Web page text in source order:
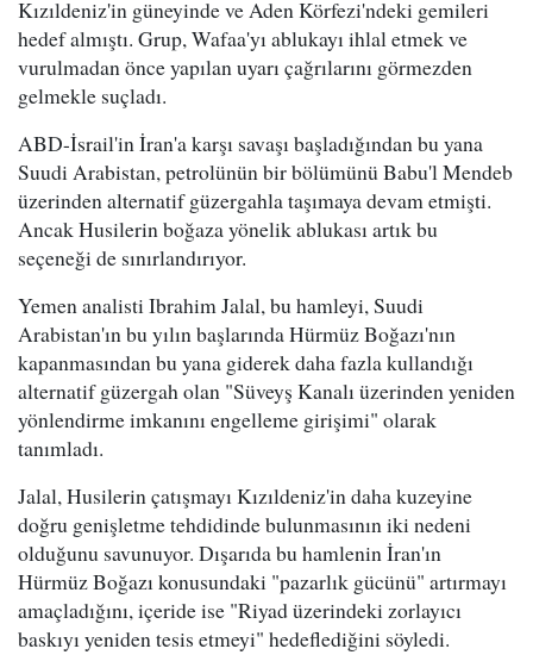
Kızıldeniz'in güneyinde ve Aden Körfezi'ndeki gemileri
hedef almıştı. Grup, Wafaa'yı ablukayı ihlal etmek ve
vurulmadan önce yapılan uyarı çağrılarını görmezden
gelmekle suçladı.
ABD-İsrail'in İran'a karşı savaşı başladığından bu yana
Suudi Arabistan, petrolünün bir bölümünü Babu'l Mendeb
üzerinden alternatif güzergahla taşımaya devam etmişti.
Ancak Husilerin boğaza yönelik ablukası artık bu
seçeneği de sınırlandırıyor.
Yemen analisti Ibrahim Jalal, bu hamleyi, Suudi
Arabistan'ın bu yılın başlarında Hürmüz Boğazı'nın
kapanmasından bu yana giderek daha fazla kullandığı
alternatif güzergah olan "Süveyş Kanalı üzerinden yeniden
yönlendirme imkanını engelleme girişimi" olarak
tanımladı.
Jalal, Husilerin çatışmayı Kızıldeniz'in daha kuzeyine
doğru genişletme tehdidinde bulunmasının iki nedeni
olduğunu savunuyor. Dışarıda bu hamlenin İran'ın
Hürmüz Boğazı konusundaki "pazarlık gücünü" artırmayı
amaçladığını, içeride ise "Riyad üzerindeki zorlayıcı
baskıyı yeniden tesis etmeyi" hedeflediğini söyledi.